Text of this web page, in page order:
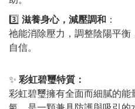
3️⃣ 滋養身心，減壓調和 ：
祂能消除壓力，調整陰陽平
自信。
✨ 彩虹碧璽特質：
彩虹碧璽擁有全面而細膩的